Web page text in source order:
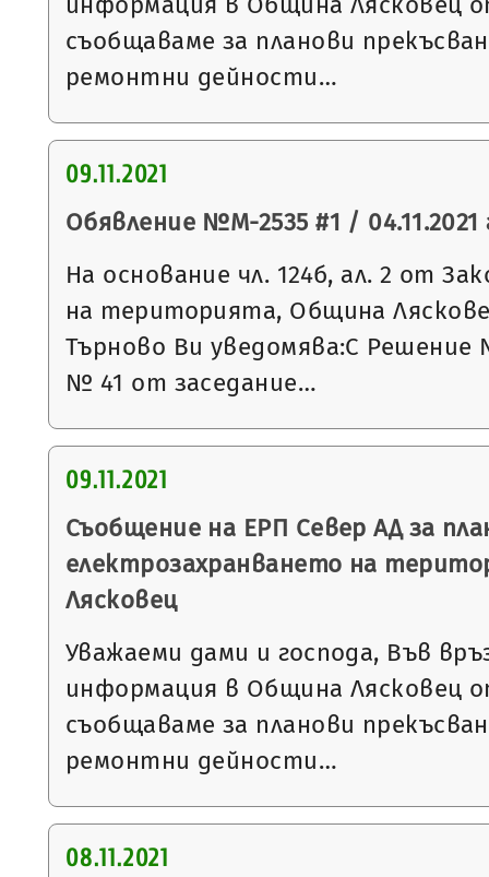
съобщаваме за планови
ремонтни дейности…
09.11.2021
Обявление №М-2535 #1 / 04.11.2021
На основание чл. 124б, ал. 2 от
на територията, Община
Търново Ви уведомява:С
№ 41 от заседание…
09.11.2021
Съобщение на ЕРП Север АД за
електрозахранването на
Лясковец
Уважаеми дами и господа, Във
информация в Община Лясковец
съобщаваме за планови
ремонтни дейности…
08.11.2021